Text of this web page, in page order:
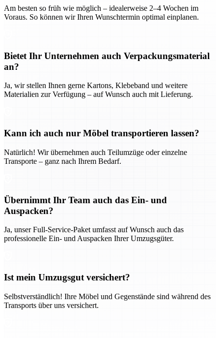
Am besten so früh wie möglich – idealerweise 2–4 Wochen im
Voraus. So können wir Ihren Wunschtermin optimal einplanen.
Bietet Ihr Unternehmen auch Verpackungsmaterial
an?
Ja, wir stellen Ihnen gerne Kartons, Klebeband und weitere
Materialien zur Verfügung – auf Wunsch auch mit Lieferung.
Kann ich auch nur Möbel transportieren lassen?
Natürlich! Wir übernehmen auch Teilumzüge oder einzelne
Transporte – ganz nach Ihrem Bedarf.
Übernimmt Ihr Team auch das Ein- und
Auspacken?
Ja, unser Full-Service-Paket umfasst auf Wunsch auch das
professionelle Ein- und Auspacken Ihrer Umzugsgüter.
Ist mein Umzugsgut versichert?
Selbstverständlich! Ihre Möbel und Gegenstände sind während des
Transports über uns versichert.